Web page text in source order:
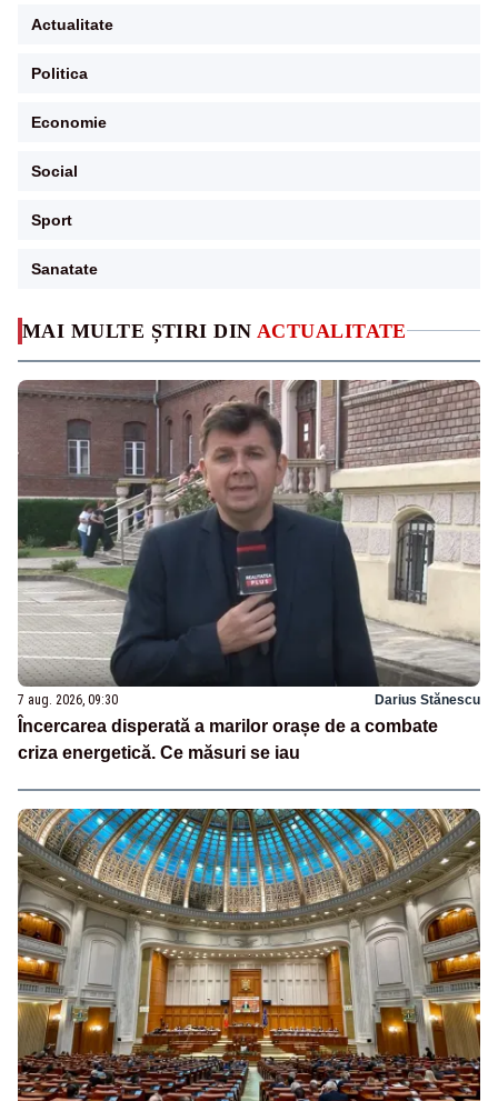
MAI MULTE ȘTIRI DIN ACTUALITATE
7 aug. 2026, 09:30 Darius Stănescu
Încercarea disperată a marilor orașe de a combate
criza energetică. Ce măsuri se iau
Actualitate
Politica
Economie
Social
Sport
Sanatate